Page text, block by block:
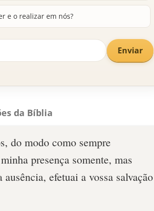
e o realizar em nós?
Enviar
da Bíblia
do modo como sempre
presença somente, mas
efetuai a vossa salvação